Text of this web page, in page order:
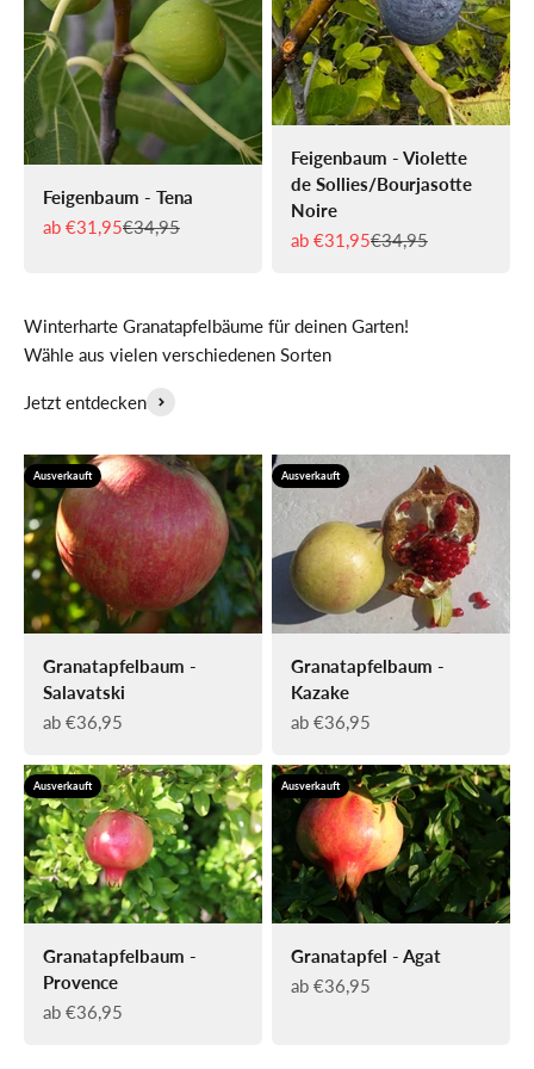
Feigenbaum - Tena
Angebot
ab €31,95Regulärer Preis
€34,95
Feigenbaum - Violette
de Sollies/Bourjasotte
Noire
Angebot
ab €31,95Regulärer Preis
€34,95
Winterharte Granatapfelbäume für deinen Garten!
Wähle aus vielen verschiedenen Sorten
Jetzt entdecken
Ausverkauft
Granatapfelbaum -
Salavatski
Angebot
ab €36,95
Ausverkauft
Granatapfelbaum -
Kazake
Angebot
ab €36,95
Ausverkauft
Granatapfelbaum -
Provence
Angebot
ab €36,95
Ausverkauft
Granatapfel - Agat
Angebot
ab €36,95